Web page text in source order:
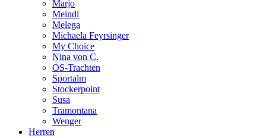
Marjo
Meindl
Melega
Michaela Feyrsinger
My Choice
Nina von C.
OS-Trachten
Sportalm
Stockerpoint
Susa
Tramontana
Wenger
Herren